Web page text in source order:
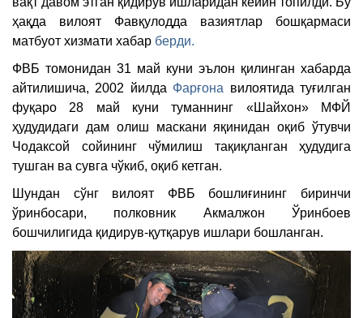
ҳақда вилоят Фавқулодда вазиятлар бошқармаси
матбуот хизмати хабар берди.
ФВБ томонидан 31 май куни эълон қилинган хабарда
айтилишича, 2002 йилда Фарғона вилоятида туғилган
фуқаро 28 май куни туманнинг «Шайхон» МФЙ
ҳудудидаги дам олиш маскани яқинидан оқиб ўтувчи
Чодаксой сойининг чўмилиш тақиқланган ҳудудига
тушган ва сувга чўкиб, оқиб кетган.
Шундан сўнг вилоят ФВБ бошлиғининг биринчи
ўринбосари, полковник Акмалжон Ўринбоев
бошчилигида қидирув-қутқарув ишлари бошланган.